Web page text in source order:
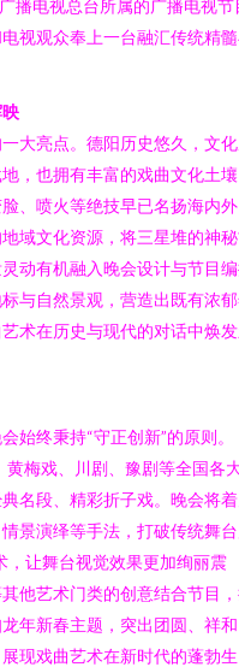
播电视总台所属的广播电视节
视观众奉上一台融汇传统精
大亮点。德阳历史悠久，文
，也拥有丰富的戏曲文化土
、喷火等绝技早已名扬海内
域文化资源，将三星堆的神
动有机融入晚会设计与节目
与自然景观，营造出既有浓
术在历史与现代的对话中焕
始终秉持“守正创新”的原则。
梅戏、川剧、豫剧等全国各
名段、精彩折子戏。晚会将
景演绎等手法，打破传统舞
，让舞台视觉效果更加绚丽震
他艺术门类的创意结合节目
年新春主题，突出团圆、祥
现戏曲艺术在新时代的蓬勃生